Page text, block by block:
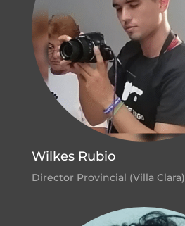
Wilkes Rubio
Director Provincial (Villa Clara)